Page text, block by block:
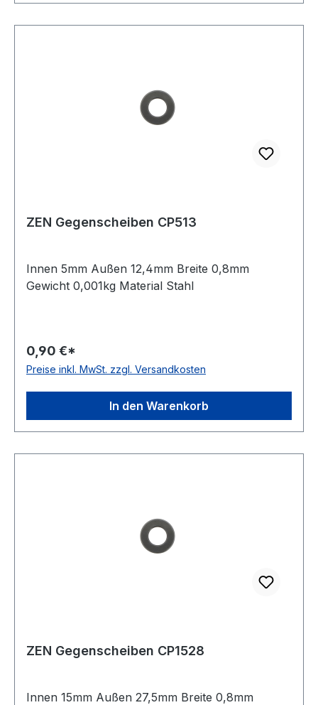
ZEN Gegenscheiben CP513
Innen 5mm Außen 12,4mm Breite 0,8mm
Gewicht 0,001kg Material Stahl
0,90 €*
Preise inkl. MwSt. zzgl. Versandkosten
In den Warenkorb
ZEN Gegenscheiben CP1528
Innen 15mm Außen 27,5mm Breite 0,8mm